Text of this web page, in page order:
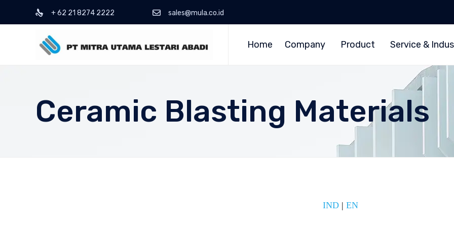
+ 62 21 8274 2222 sales@mula.co.id
Home Company Product Service &
Ceramic Blasting Materials
IND | EN